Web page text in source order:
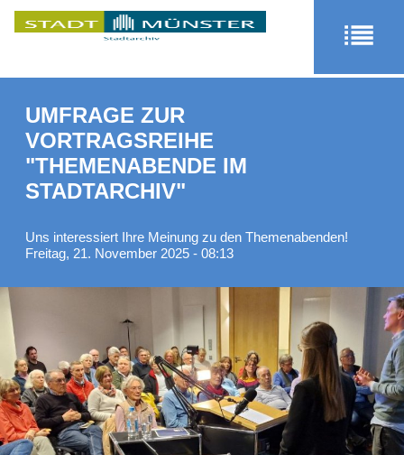
UMFRAGE ZUR
VORTRAGSREIHE
"THEMENABENDE IM
STADTARCHIV"
Uns interessiert Ihre Meinung zu den Themenabenden!
Freitag, 21. November 2025 - 08:13